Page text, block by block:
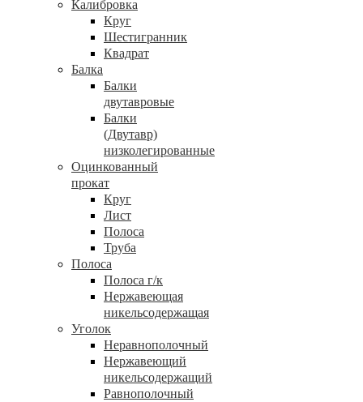
Калибровка
Круг
Шестигранник
Квадрат
Балка
Балки
двутавровые
Балки
(Двутавр)
низколегированные
Оцинкованный
прокат
Круг
Лист
Полоса
Труба
Полоса
Полоса г/к
Нержавеющая
никельсодержащая
Уголок
Неравнополочный
Нержавеющий
никельсодержащий
Равнополочный